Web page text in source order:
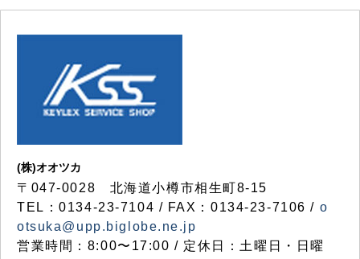
(株)オオツカ
〒047-0028 北海道小樽市相生町8-15
TEL：0134-23-7104 / FAX：0134-23-7106 / o
otsuka@upp.biglobe.ne.jp
営業時間：8:00〜17:00 / 定休日：土曜日・日曜